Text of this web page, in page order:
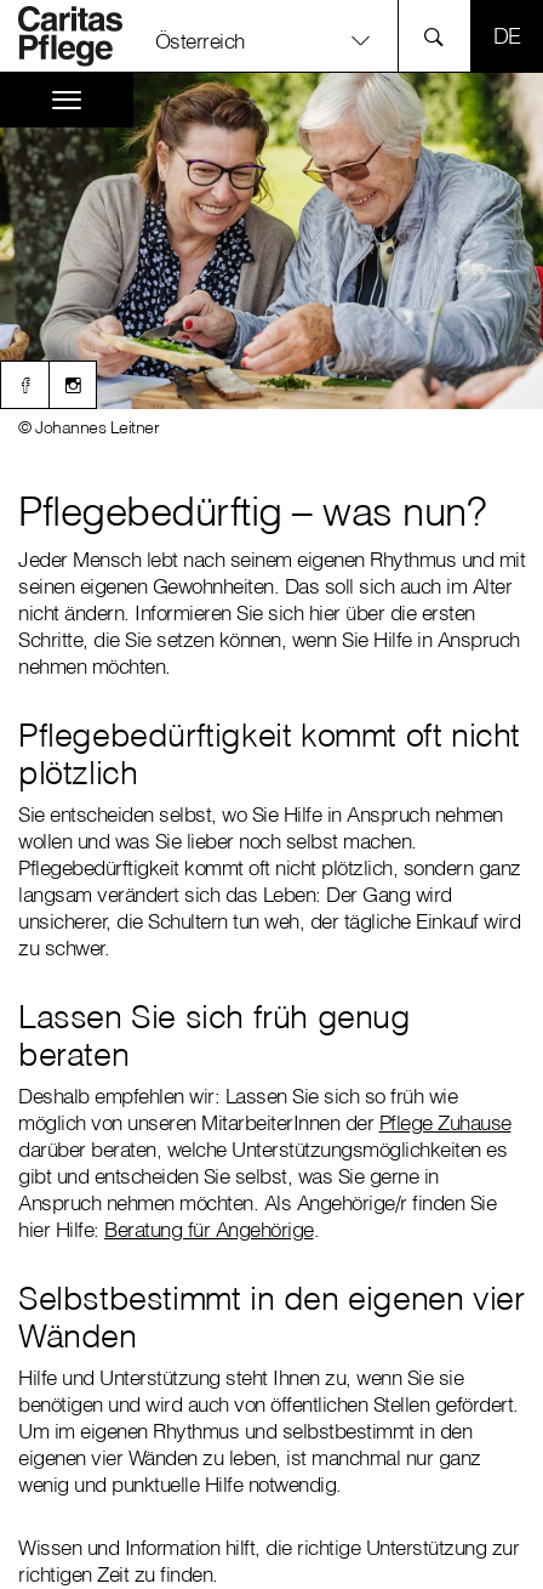
Österreich
Pflegebedürftig – was nun?
© Johannes Leitner
Jeder Mensch lebt nach seinem eigenen Rhythmus und mit
seinen eigenen Gewohnheiten. Das soll sich auch im Alter
nicht ändern. Informieren Sie sich hier über die ersten
Schritte, die Sie setzen können, wenn Sie Hilfe in Anspruch
nehmen möchten.
Pflegebedürftigkeit kommt oft nicht
plötzlich
Sie entscheiden selbst, wo Sie Hilfe in Anspruch nehmen
wollen und was Sie lieber noch selbst machen.
Pflegebedürftigkeit kommt oft nicht plötzlich, sondern ganz
langsam verändert sich das Leben: Der Gang wird
unsicherer, die Schultern tun weh, der tägliche Einkauf wird
zu schwer.
Lassen Sie sich früh genug
beraten
Deshalb empfehlen wir: Lassen Sie sich so früh wie
möglich von unseren MitarbeiterInnen der Pflege Zuhause
darüber beraten, welche Unterstützungsmöglichkeiten es
gibt und entscheiden Sie selbst, was Sie gerne in
Anspruch nehmen möchten. Als Angehörige/r finden Sie
hier Hilfe: Beratung für Angehörige.
Selbstbestimmt in den eigenen vier
Wänden
Hilfe und Unterstützung steht Ihnen zu, wenn Sie sie
benötigen und wird auch von öffentlichen Stellen gefördert.
Um im eigenen Rhythmus und selbstbestimmt in den
eigenen vier Wänden zu leben, ist manchmal nur ganz
wenig und punktuelle Hilfe notwendig.
Wissen und Information hilft, die richtige Unterstützung zur
richtigen Zeit zu finden.